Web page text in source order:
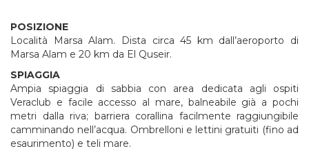
POSIZIONE
Località Marsa Alam. Dista circa 45 km dall’aeroporto di
Marsa Alam e 20 km da El Quseir.
SPIAGGIA
Ampia spiaggia di sabbia con area dedicata agli ospiti
Veraclub e facile accesso al mare, balneabile già a pochi
metri dalla riva; barriera corallina facilmente raggiungibile
camminando nell’acqua. Ombrelloni e lettini gratuiti (fino ad
esaurimento) e teli mare.